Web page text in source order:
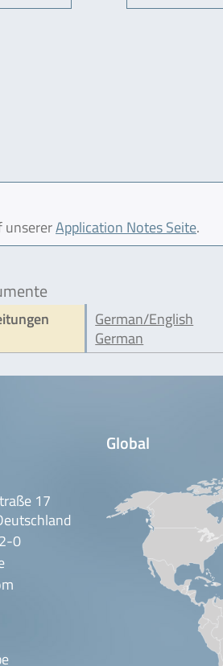
unsererApplication Notes Seite.
German/English
German
17
0
Global